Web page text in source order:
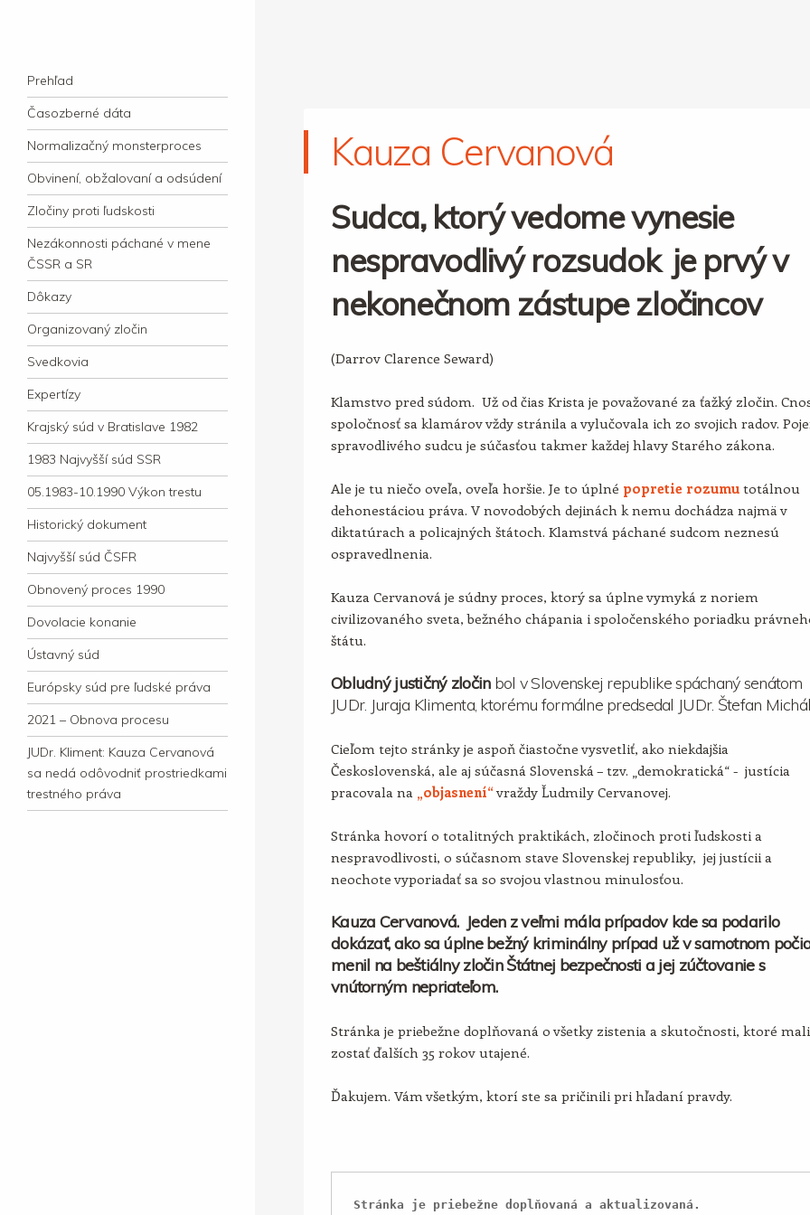
súdny proces v dejnách slovenskej justície
Navigation
Skip to content
Prehľad
Časozberné dáta
Normalizačný monsterproces
Obvinení, obžalovaní a odsúdení
Zločiny proti ľudskosti
Nezákonnosti páchané v mene
ČSSR a SR
Dôkazy
Organizovaný zločin
Svedkovia
Expertízy
Krajský súd v Bratislave 1982
1983 Najvyšší súd SSR
05.1983-10.1990 Výkon trestu
Historický dokument
Najvyšší súd ČSFR
Obnovený proces 1990
Dovolacie konanie
Ústavný súd
Európsky súd pre ľudské práva
2021 – Obnova procesu
JUDr. Kliment: Kauza Cervanová
sa nedá odôvodniť prostriedkami
trestného práva
Kauza Cervanová
Sudca, ktorý vedome vynesie
nespravodlivý rozsudok je prvý v
nekonečnom zástupe zločincov
(Darrov Clarence Seward)
Klamstvo pred súdom. Už od čias Krista je považované za ťažký zločin.
spoločnosť sa klamárov vždy stránila a vylučovala ich zo svojich radov.
spravodlivého sudcu je súčasťou takmer každej hlavy Starého zákona.
Ale je tu niečo oveľa, oveľa horšie. Je to úplné popretie rozumu totálnou
dehonestáciou práva. V novodobých dejinách k nemu dochádza najmä v
diktatúrach a policajných štátoch. Klamstvá páchané sudcom neznesú
ospravedlnenia.
Kauza Cervanová je súdny proces, ktorý sa úplne vymyká z noriem
civilizovaného sveta, bežného chápania i spoločenského poriadku
štátu.
Obludný justičný zločin bol v Slovenskej republike spáchaný senátom
JUDr. Juraja Klimenta, ktorému formálne predsedal JUDr. Štefan
Cieľom tejto stránky je aspoň čiastočne vysvetliť, ako niekdajšia
Československá, ale aj súčasná Slovenská – tzv. „demokratická“ - justícia
pracovala na „objasnení“vraždy Ľudmily Cervanovej.
Stránka hovorí o totalitných praktikách, zločinoch proti ľudskosti a
nespravodlivosti, o súčasnom stave Slovenskej republiky, jej justícii a
neochote vyporiadať sa so svojou vlastnou minulosťou.
Kauza Cervanová. Jeden z veľmi mála prípadov kde sa podarilo
dokázať, ako sa úplne bežný kriminálny prípad už v samotnom
menil na beštiálny zločin Štátnej bezpečnosti a jej zúčtovanie s
vnútorným nepriateľom.
Stránka je priebežne doplňovaná o všetky zistenia a skutočnosti, ktoré mali
zostať ďalších 35 rokov utajené.
Ďakujem. Vám všetkým, ktorí ste sa pričinili pri hľadaní pravdy.
Stránka je priebežne doplňovaná a aktualizovaná.